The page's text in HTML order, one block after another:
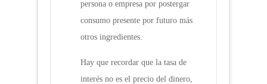
persona o empresa por postergar
consumo presente por futuro más
otros ingredientes.
Hay que recordar que la tasa de
interés no es el precio del dinero,